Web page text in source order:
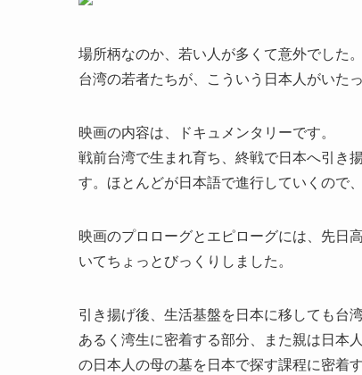
場所柄なのか、若い人が多くて意外でした。
台湾の若者たちが、こういう日本人がいた
映画の内容は、ドキュメンタリーです。
戦前台湾で生まれ育ち、終戦で日本へ引き
す。ほとんどが日本語で進行していくので
映画のプロローグとエピローグには、先日
いてちょっとびっくりしました。
引き揚げ後、生活基盤を日本に移しても台
あるく湾生に密着する部分、また親は日本
の日本人の母の墓を日本で探す課程に密着